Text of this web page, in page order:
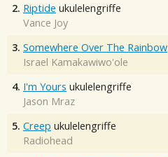
2. Riptide ukulelengriffe
Vance Joy
3. Somewhere Over The Rainbow
Israel Kamakawiwo'ole
4. I'm Yours ukulelengriffe
Jason Mraz
5. Creep ukulelengriffe
Radiohead